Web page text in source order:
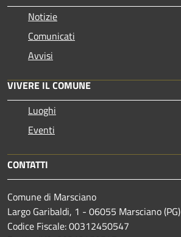
Notizie
Comunicati
Avvisi
VIVERE IL COMUNE
Luoghi
Eventi
CONTATTI
Comune di Marsciano
Largo Garibaldi, 1 - 06055 Marsciano (PG)
Codice Fiscale: 00312450547